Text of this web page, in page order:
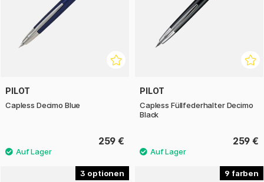
PILOT
Capless Decimo Blue
259 €
PILOT
Capless Füllfederhalter Decimo
Black
259 €
3 9